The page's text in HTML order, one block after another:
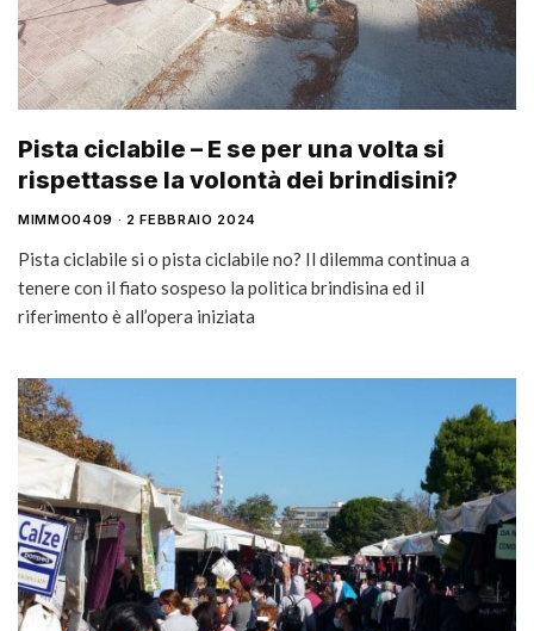
Pista ciclabile – E se per una volta si
rispettasse la volontà dei brindisini?
MIMMO0409 2 FEBBRAIO 2024
Pista ciclabile si o pista ciclabile no? Il dilemma continua a
tenere con il fiato sospeso la politica brindisina ed il
riferimento è all’opera iniziata